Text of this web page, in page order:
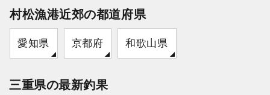
村松漁港近郊の都道府県
愛知県 京都府 和歌山県
三重県の最新釣果